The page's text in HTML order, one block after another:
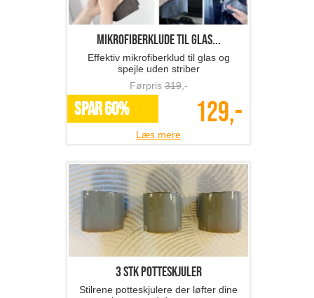
Mikrofiberklude til glas...
Effektiv mikrofiberklud til glas og
spejle uden striber
Førpris319,-
SPAR 60% 129,-
Læs mere
3 stk potteskjuler
Stilrene potteskjulere der løfter dine